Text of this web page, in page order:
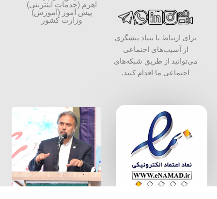
برای ارتباط با بنیاد پیشگری
از آسیب‌های اجتماعی
می‌توانید از طریق شبکه‌‎های
اجتماعی ما اقدام کنید.
اهرم (خدمات اینترنتی)
پیش آموز (آموزش)
وزارت کشور